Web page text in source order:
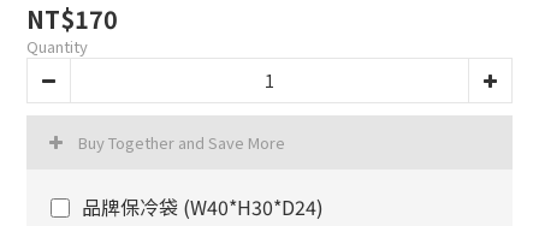
NT$170
Quantity
Buy Together and Save More
品牌保冷袋 (W40*H30*D24)